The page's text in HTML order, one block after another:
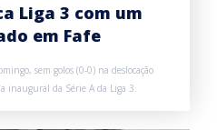
Liga 3 com um
em Fafe
sem golos (0-0) na deslocação
inaugural da Série A da Liga 3.